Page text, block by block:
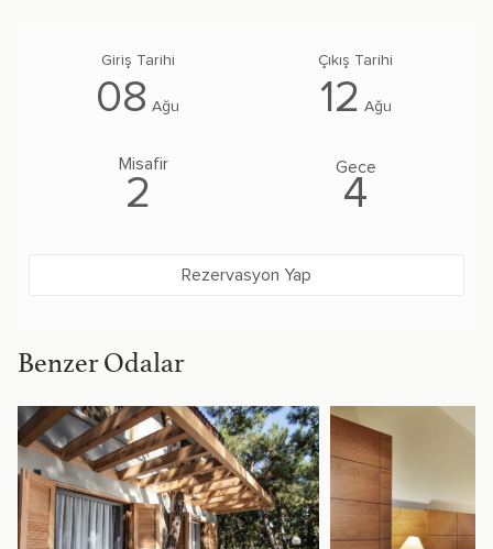
08 Ağu 12 Ağu
Misafir
2
Gece
4
Rezervasyon Yap
Benzer Odalar